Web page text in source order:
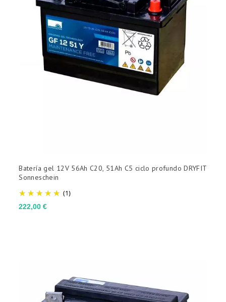
(1)
Precio
222,00 €
Batería gel 12V 56Ah C20, 51Ah C5 ciclo profundo DRYFIT
Sonneschein